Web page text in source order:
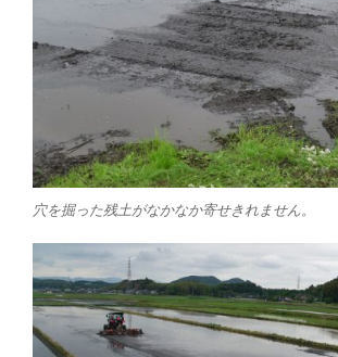
穴を掘った残土がなかなか寄せきれません。